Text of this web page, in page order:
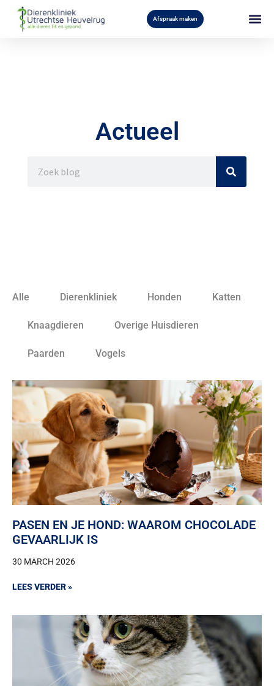
Afspraak maken
Actueel
Alle Dierenkliniek Honden Katten
Knaagdieren Overige Huisdieren
Paarden Vogels
PASEN EN JE HOND: WAAROM CHOCOLADE
GEVAARLIJK IS
30 MARCH 2026
LEES VERDER »